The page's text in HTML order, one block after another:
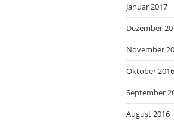
Januar 2017
Dezember
November
Oktober 2016
September
August 2016